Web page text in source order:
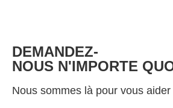
DEMANDEZ-
NOUS N'IMPORTE
Nous sommes là pour vous